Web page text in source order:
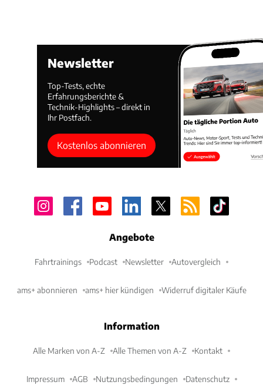
Newsletter
Top-Tests, echte
Erfahrungsberichte &
Technik-Highlights – direkt in
Ihr Postfach.
Kostenlos abonnieren
Angebote
Fahrtrainings Podcast Newsletter Autovergleich
ams+ abonnieren ams+ hier kündigen Widerruf digitaler Käufe
Information
Alle Marken von A-Z Alle Themen von A-Z Kontakt
Impressum AGB Nutzungsbedingungen Datenschutz